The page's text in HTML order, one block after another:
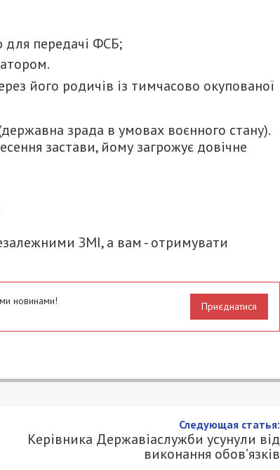
передачі ФСБ;
його родичів із тимчасово окупованої
зрада в умовах воєнного стану).
застави, йому загрожує довічне
ЗМІ, а вам - отримувати
новинами! Приєднатися
Следующая статья:
Керівника Державіаслужби усунули від
виконання обов’язків